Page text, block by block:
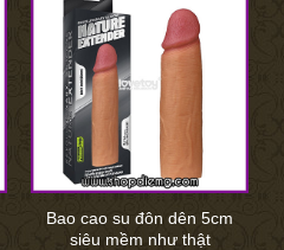
Bao cao su đôn dên 5cm
siêu mềm như thật